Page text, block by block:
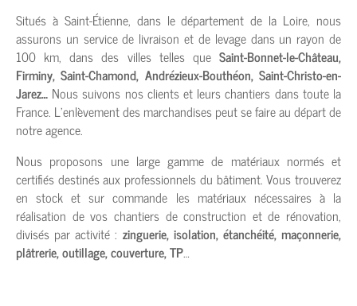
Situés à Saint-Étienne, dans le département de la Loire, nous
assurons un service de livraison et de levage dans un rayon de
100 km, dans des villes telles que Saint-Bonnet-le-Château,
Firminy, Saint-Chamond, Andrézieux-Bouthéon, Saint-Christo-en-
Jarez… Nous suivons nos clients et leurs chantiers dans toute la
France. L’enlèvement des marchandises peut se faire au départ de
notre agence.
Nous proposons une large gamme de matériaux normés et
certifiés destinés aux professionnels du bâtiment. Vous trouverez
en stock et sur commande les matériaux nécessaires à la
réalisation de vos chantiers de construction et de rénovation,
divisés par activité : zinguerie, isolation, étanchéité, maçonnerie,
plâtrerie, outillage, couverture, TP…